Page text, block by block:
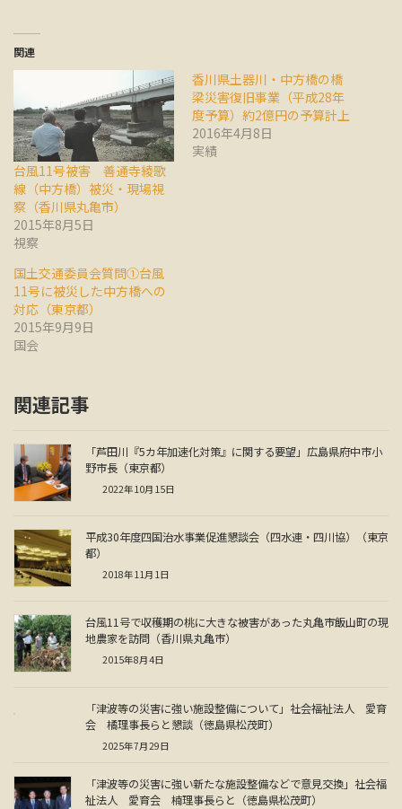
関連
台風11号被害 善通寺綾歌
線（中方橋）被災・現場視
察（香川県丸亀市）
2015年8月5日
視察
香川県土器川・中方橋の橋
梁災害復旧事業（平成28年
度予算）約2億円の予算計上
2016年4月8日
実績
国土交通委員会質問①台風
11号に被災した中方橋への
対応（東京都）
2015年9月9日
国会
関連記事
「芦田川『5カ年加速化対策』に関する要望」広島県府中市小
野市長（東京都）
2022年10月15日
平成30年度四国治水事業促進懇談会（四水連・四川協）（東京
都）
2018年11月1日
台風11号で収穫期の桃に大きな被害があった丸亀市飯山町の現
地農家を訪問（香川県丸亀市）
2015年8月4日
「津波等の災害に強い施設整備について」社会福祉法人 愛育
会 橘理事長らと懇談（徳島県松茂町）
2025年7月29日
「津波等の災害に強い新たな施設整備などで意見交換」社会福
祉法人 愛育会 楠理事長らと（徳島県松茂町）